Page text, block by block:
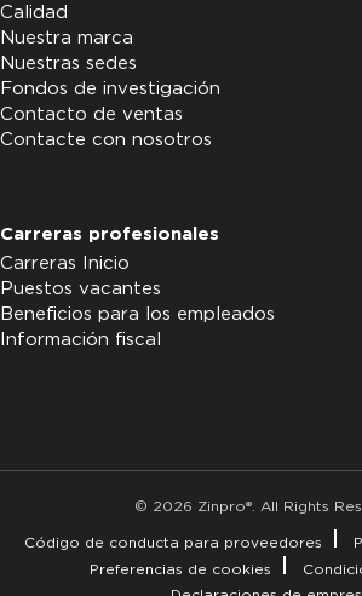
Calidad
Nuestra marca
Nuestras sedes
Fondos de investigación
Contacto de ventas
Contacte con nosotros
Carreras profesionales
Carreras Inicio
Puestos vacantes
Beneficios para los empleados
Información fiscal
© 2026 Zinpro®. All Rights
Código de conducta para proveedores
Preferencias de cookies